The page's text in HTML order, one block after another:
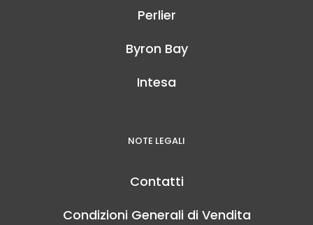
Perlier
Byron Bay
Intesa
NOTE LEGALI
Contatti
Condizioni Generali di Vendita